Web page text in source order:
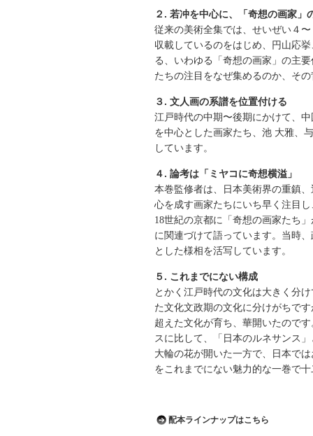
２. 若冲を中心に、「奇想の画家」
従来の美術全集では、せいぜい４
収載しているのをはじめ、円山応
る、いわゆる「奇想の画家」の主
たちの注目をなぜ集めるのか、そ
３. 文人画の系譜を位置付ける
江戸時代の中期〜後期にかけて、
を中心とした画家たち、池 大雅、
しています。
４. 論考は「ミヤコに奇想横溢」
本巻監修者は、日本美術界の重鎮
心を成す画家たちにいち早く注目
18世紀の京都に「奇想の画家たち
に関連づけて語っています。当時
とした様相を活写しています。
５. これまでにない構成
とかく江戸時代の文化は大きく分
た文化文政期の文化に分けがちで
超えた文化が育ち、華開いたので
スに比して、「日本のルネサンス
大輪の花が開いた一方で、日本で
をこれまでにない魅力的な一巻で
配本ラインナップはこちら